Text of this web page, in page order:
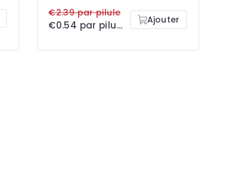
€2.39 par pilule
€0.54 par pilule Ajouter